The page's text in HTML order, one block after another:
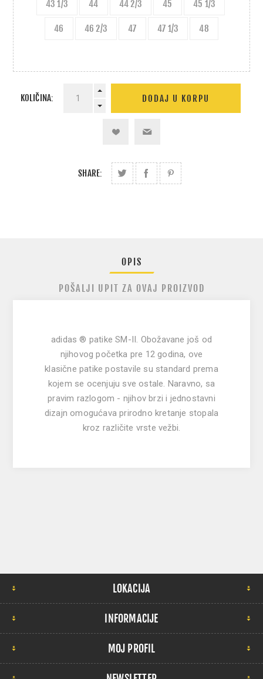
43 1/3 44 44 2/3 45 45 1/3
46 46 2/3 47 47 1/3 48
KOLIČINA:
SHARE:
OPIS
POŠALJI UPIT ZA OVAJ PROIZVOD
adidas ® patike SM-II. Obožavane još od
njihovog početka pre 12 godina, ove
klasične patike postavile su standard prema
kojem se ocenjuju sve ostale. Naravno, sa
pravim razlogom - njihov brzi i jednostavni
dizajn omogućava prirodno kretanje stopala
kroz različite vrste vežbi.
LOKACIJA
INFORMACIJE
MOJ PROFIL